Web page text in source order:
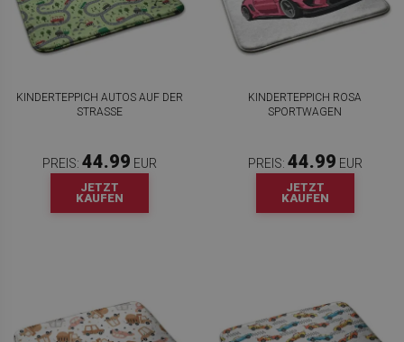
KINDERTEPPICH AUTOS AUF DER
STRASSE
PREIS: 44.99 EUR
JETZT
KAUFEN
KINDERTEPPICH ROSA
SPORTWAGEN
PREIS: 44.99 EUR
JETZT
KAUFEN